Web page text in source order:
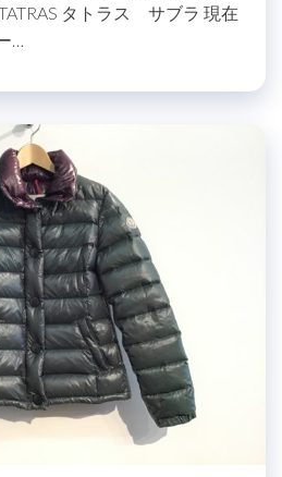
タトラス サブラ 現在
…